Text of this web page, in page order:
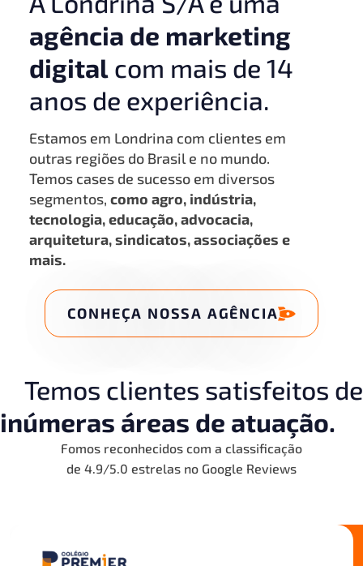
agência de marketing
digital com mais de 14
anos de experiência.
Estamos em Londrina com clientes em
outras regiões do Brasil e no mundo.
Temos cases de sucesso em diversos
segmentos, como agro, indústria,
tecnologia, educação, advocacia,
arquitetura, sindicatos, associações e
mais.
CONHEÇA NOSSA AGÊNCIA
Temos clientes satisfeitos de
inúmeras áreas de atuação.
Fomos reconhecidos com a classificação
de 4.9/5.0 estrelas no Google Reviews